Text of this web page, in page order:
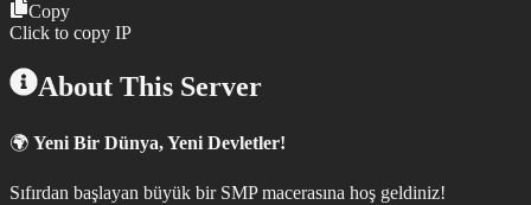
Copy
Click to copy IP
About This Server
🌍 Yeni Bir Dünya, Yeni Devletler!
Sıfırdan başlayan büyük bir SMP macerasına hoş geldiniz!